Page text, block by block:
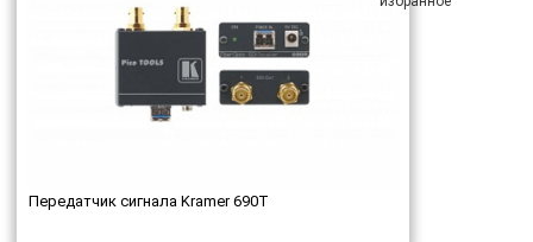
Передатчик сигнала Kramer 690T